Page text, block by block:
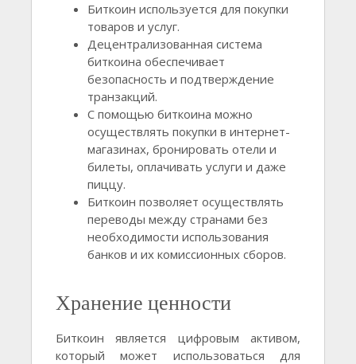
Биткоин используется для покупки
товаров и услуг.
Децентрализованная система
биткоина обеспечивает
безопасность и подтверждение
транзакций.
С помощью биткоина можно
осуществлять покупки в интернет-
магазинах, бронировать отели и
билеты, оплачивать услуги и даже
пиццу.
Биткоин позволяет осуществлять
переводы между странами без
необходимости использования
банков и их комиссионных сборов.
Хранение ценности
Биткоин является цифровым активом,
который может использоваться для